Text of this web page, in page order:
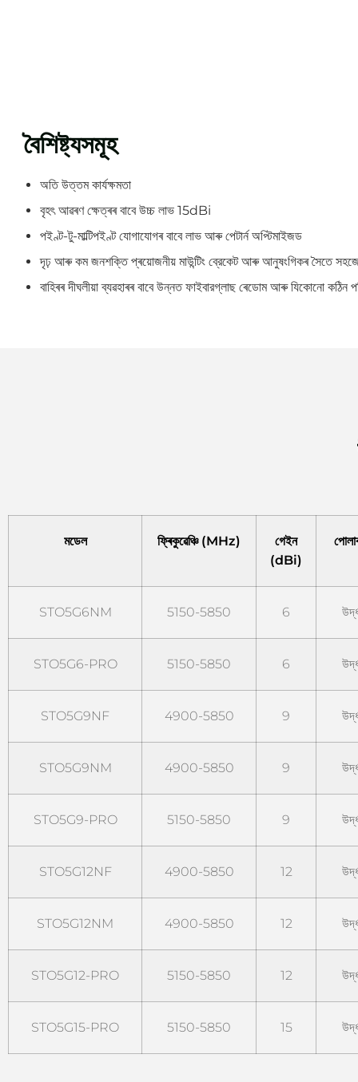
বৈশিষ্ট্যসমূহ
অতি উত্তম কাৰ্যক্ষমতা
বৃহৎ আৱৰণ ক্ষেত্ৰৰ বাবে উচ্চ লাভ 15dBi
পইণ্ট-টু-মাল্টিপইণ্ট যোগাযোগৰ বাবে লাভ আৰু পেটাৰ্ন অপ্টিমাইজড
দৃঢ় আৰু কম জনশক্তি প্ৰয়োজনীয় মাউন্টিং ব্রেকেট আৰু আনুষংগিকৰ সৈতে
বাহিৰৰ দীঘলীয়া ব্যৱহাৰৰ বাবে উন্নত ফাইবারগ্লাছ ৰেডোম আৰু যিকোনো কঠিন
মডেল ফ্ৰিকুৱেঞ্চি (MHz)
গেইন
(dBi)
STO5G6NM 5150-5850 6
STO5G6-PRO 5150-5850 6
STO5G9NF 4900-5850 9
STO5G9NM 4900-5850 9
STO5G9-PRO 5150-5850 9
STO5G12NF 4900-5850 12
STO5G12NM 4900-5850 12
STO5G12-PRO 5150-5850 12
STO5G15-PRO 5150-5850 15